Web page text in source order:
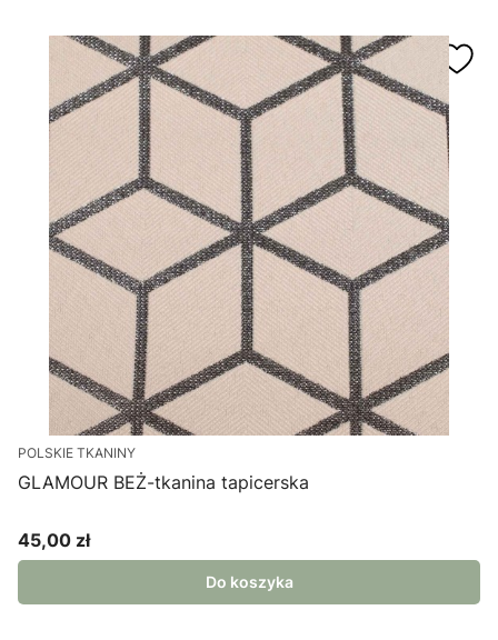
POLSKIE TKANINY
GLAMOUR BEŻ-tkanina tapicerska
Cena
45,00 zł
Do koszyka